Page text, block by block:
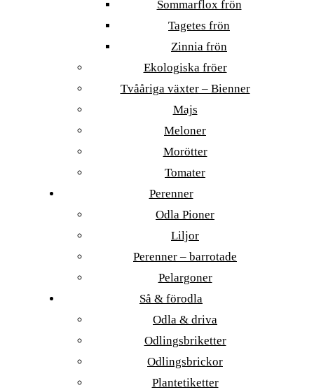
Sommarflox frön
Tagetes frön
Zinnia frön
Ekologiska fröer
Tvååriga växter – Bienner
Majs
Meloner
Morötter
Tomater
Perenner
Odla Pioner
Liljor
Perenner – barrotade
Pelargoner
Så & förodla
Odla & driva
Odlingsbriketter
Odlingsbrickor
Plantetiketter